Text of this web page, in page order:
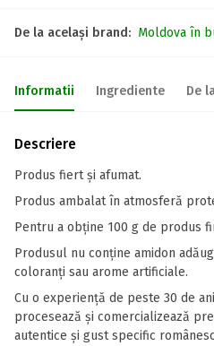
De la același brand: Moldova în
Informatii Ingrediente De
Descriere
Produs fiert și afumat.
Produs ambalat în atmosferă
Pentru a obține 100 g de produs
Produsul nu conține amidon
coloranți sau arome artificiale.
Cu o experiență de peste 30 de
procesează și comercializează
autentice și gust specific